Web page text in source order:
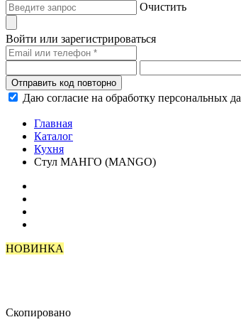
Очистить
Войти или зарегистрироваться
Отправить код повторно
Даю согласие на обработку персональных
Главная
Каталог
Кухня
Стул МАНГО (MANGO)
НОВИНКА
Скопировано